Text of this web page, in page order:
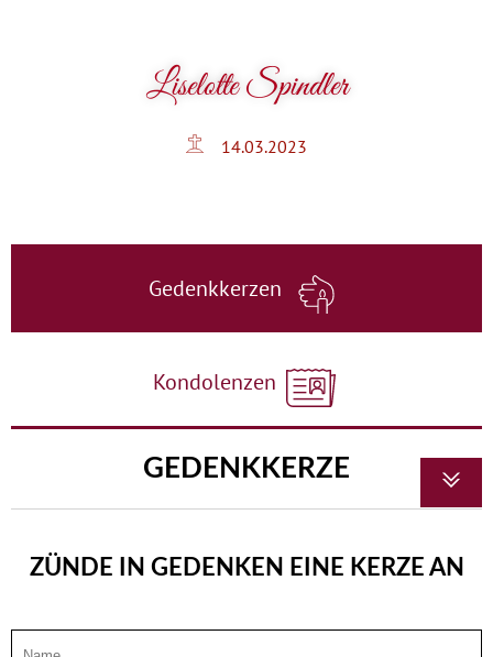
Liselotte Spindler
14.03.2023
Gedenkkerzen
Kondolenzen
GEDENKKERZE
ZÜNDE IN GEDENKEN EINE KERZE AN